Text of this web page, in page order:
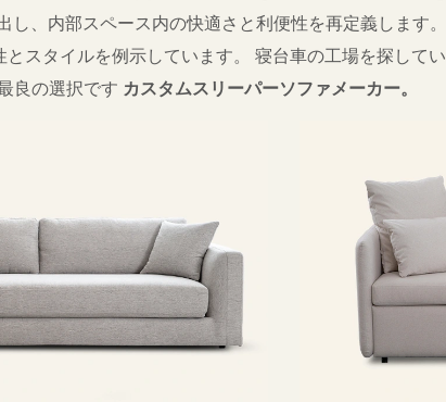
、内部スペース内の快適さと利便性を再定義します
スタイルを例示しています。 寝台車の工場を探して
良の選択です カスタムスリーパーソファメーカー。